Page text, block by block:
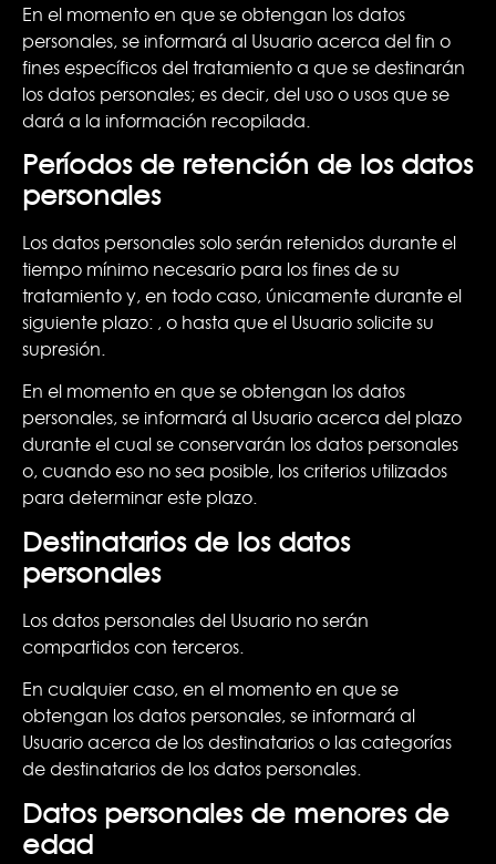
En el momento en que se obtengan los datos
personales, se informará al Usuario acerca del fin o
fines específicos del tratamiento a que se destinarán
los datos personales; es decir, del uso o usos que se
dará a la información recopilada.
Períodos de retención de los datos
personales
Los datos personales solo serán retenidos durante el
tiempo mínimo necesario para los fines de su
tratamiento y, en todo caso, únicamente durante el
siguiente plazo: , o hasta que el Usuario solicite su
supresión.
En el momento en que se obtengan los datos
personales, se informará al Usuario acerca del plazo
durante el cual se conservarán los datos personales
o, cuando eso no sea posible, los criterios utilizados
para determinar este plazo.
Destinatarios de los datos
personales
Los datos personales del Usuario no serán
compartidos con terceros.
En cualquier caso, en el momento en que se
obtengan los datos personales, se informará al
Usuario acerca de los destinatarios o las categorías
de destinatarios de los datos personales.
Datos personales de menores de
edad